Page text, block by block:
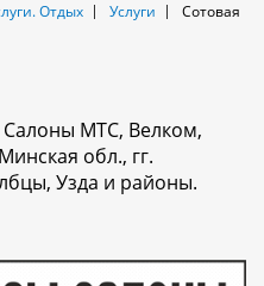
Отдых Услуги
Сотовая
Салоны МТС, Велком,
обл., гг.
Узда и районы.